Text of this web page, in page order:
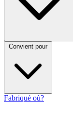
Convient pour
Fabriqué où?